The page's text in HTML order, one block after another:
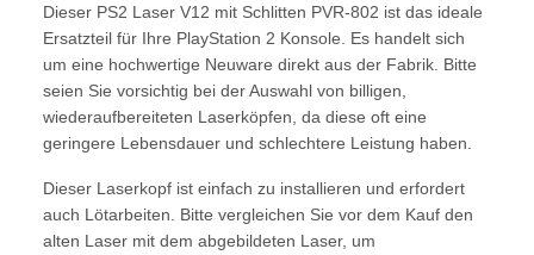
Dieser PS2 Laser V12 mit Schlitten PVR-802 ist das ideale
Ersatzteil für Ihre PlayStation 2 Konsole. Es handelt sich
um eine hochwertige Neuware direkt aus der Fabrik. Bitte
seien Sie vorsichtig bei der Auswahl von billigen,
wiederaufbereiteten Laserköpfen, da diese oft eine
geringere Lebensdauer und schlechtere Leistung haben.
Dieser Laserkopf ist einfach zu installieren und erfordert
auch Lötarbeiten. Bitte vergleichen Sie vor dem Kauf den
alten Laser mit dem abgebildeten Laser, um